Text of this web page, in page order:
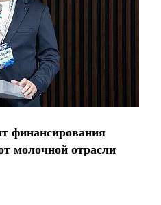
финансирования
молочной отрасли